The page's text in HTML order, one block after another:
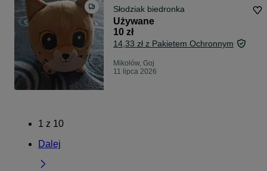
Słodziak biedronka
Używane
10 zł
14,33 zł z Pakietem Ochronnym
Mikołów, Goj
11 lipca 2026
1 z 10
Dalej